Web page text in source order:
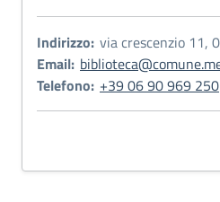
Indirizzo: via crescenzio 11,
Email:
Telefono: +39 06 90 969 250